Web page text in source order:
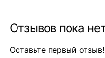
Отзывов пока
Оставьте первый отзыв!